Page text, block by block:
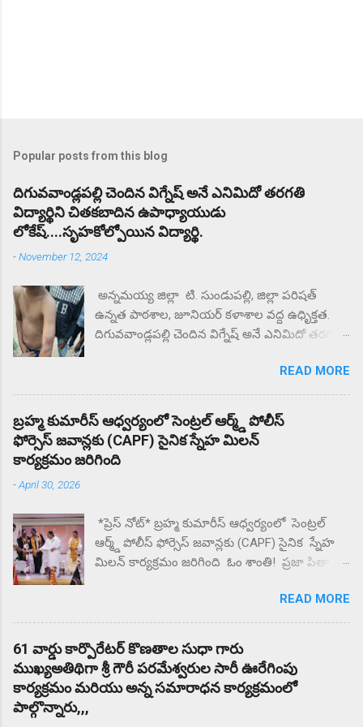
Popular posts from this blog
దిగువవాండ్లపల్లి చెందిన విగ్నేష్ అనే ఎనిమిదో తరగతి
విద్యార్థిని చితకబాదిన ఉపాధ్యాయుడు
లోకేష్....సృహకోల్పోయిన విద్యార్థి.
-November 12, 2024
అన్నమయ్య జిల్లా టి. సుండుపల్లి, జిల్లా పరిషత్
ఉన్నత పాఠశాల, జూనియర్ కళాశాల వద్ద ఉధృిక్తత.
దిగువవాండ్లపల్లి చెందిన విగ్నేష్ అనే ఎనిమిదో తరగతి
సృహకోల్పోయిన విద్యార్థి. జిల్లా పరిషత్ ఉన్నత
పాఠశాల వద్ద తల్లిదండ్రులు ధర్నా.. ఎందుకు కోట్టారని
తల్లిదండ్రులు ప్రశ్నిస్తే మీకు దిక్కున్నచోట చెప్పుకోండని
సంఘటన స్థలం నుంచి ఉడాయించాడంటున్న
తల్లిదండ్రులకు. దాదాపు రెండు గంటల నుంచి కళాశాల
పలు ఉపాధ్యాయులు గంటల తరబడి తల్లిదండ్రులను
మందులిస్తున్న పలు ఉపాధ్యాయులు న్యాయం జరిగే
వరకు ఇక్కడ నుంచి కదిలేది లేదని భీష్మించుకోని
READ MORE
బ్రహ్మ కుమారీస్ ఆధ్వర్యంలో సెంట్రల్ ఆర్మ్డ్ పోలీస్
ఫోర్సెస్ జవాన్లకు (CAPF) సైనిక స్నేహ మిలన్
కార్యక్రమం జరిగింది
-April 30, 2026
*ప్రెస్ నోట్* బ్రహ్మ కుమారీస్ ఆధ్వర్యంలో సెంట్రల్
ఆర్మ్డ్ పోలీస్ ఫోర్సెస్ జవాన్లకు (CAPF) సైనిక స్నేహ
మిలన్ కార్యక్రమం జరిగింది ఓం శాంతి! ప్రజా పితా
న్యూ జగన్నాధపురం లో గల పరమాత్మ అనుభూతి
ధామ్ సేవా కేంద్రం లో CAPF విభాగానికి
సంబంధించిన రిటైర్డ్ మరియు ఇన్ సర్వీస్ లో ఉన్న 70
మంది CAPF జవాన్ల తో స్నేహ మిలన్ కార్యక్రమం
నిర్వహించారు దేశ రక్షణ కోసం , చేస్తున్న త్యాగం ,
సేవలను కొనియాడారు. ఎల్లప్పుడూ దేశమంతా CAPF
READ MORE
61 వార్డు కార్పొరేటర్ కొణతాల సుధా గారు
ముఖ్యఅతిథిగా శ్రీ గౌరీ పరమేశ్వరుల సారీ ఊరేగింపు
కార్యక్రమం మరియు అన్న సమారాధన కార్యక్రమంలో
పాల్గొన్నారు,,,